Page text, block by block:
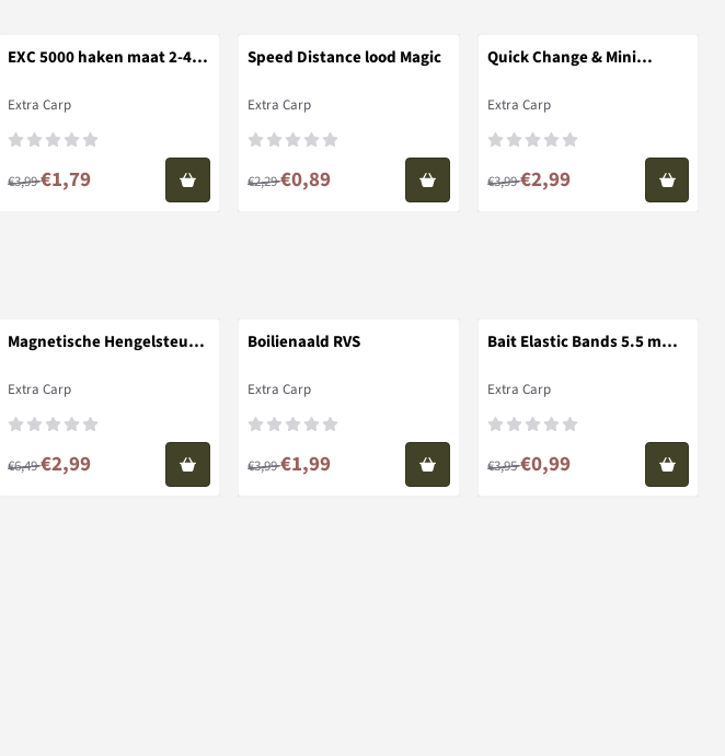
EXC 5000 haken maat 2-4-
Merk:
Extra Carp
Van 3,99 voor 1,79
€3,99€1,79
Speed Distance lood Magic
Merk:
Extra Carp
Van 2,29 voor 0,89
€2,29€0,89
Quick Change & Mini
Merk:
Extra Carp
Van 3,99 voor 2,99
€3,99€2,99
Magnetische Hengelsteun
Merk:
Extra Carp
Van 6,49 voor 2,99
€6,49€2,99
Boilienaald RVS
Merk:
Extra Carp
Van 3,99 voor 1,99
€3,99€1,99
Bait Elastic Bands 5.5 mm
haakoog
Merk:
Extra Carp
Van 3,95 voor 0,99
€3,95€0,99